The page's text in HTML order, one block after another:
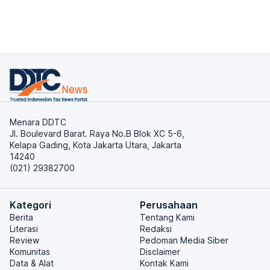
Menara DDTC
Jl. Boulevard Barat. Raya No.B Blok XC 5-6,
Kelapa Gading, Kota Jakarta Utara, Jakarta
14240
(021) 29382700
Kategori
Berita
Literasi
Review
Komunitas
Data & Alat
Perusahaan
Tentang Kami
Redaksi
Pedoman Media Siber
Disclaimer
Kontak Kami